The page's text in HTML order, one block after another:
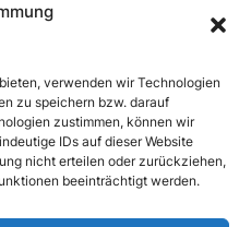
verwenden wir Technologien
zu speichern bzw. darauf
zustimmen, können wir
IDs auf dieser Website
nicht erteilen oder zurückziehen,
beeinträchtigt werden.